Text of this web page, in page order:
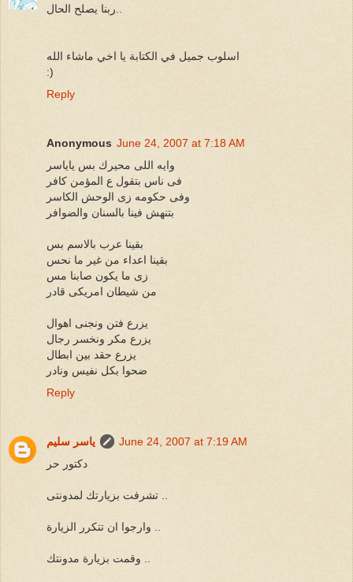
اسلوب جميل في الكتابة يا اخي ماشاء الله
:)
Reply
Anonymous June 24, 2007 at 7:18 AM
وايه اللى محيرك بس ياياسر
فى ناس بتقول ع المؤمن كافر
وفى حكومه زى الوحش الكاسر
بتنهش فينا بالسنان والضوافر
بقينا عرب بالاسم بس
بقينا اعداء من غير ما نحس
زى ما يكون صابنا مس
من شيطان امريكى قادر
يزرع فتن ونجنى اهوال
يزرع مكر ونخسر رجال
يزرع حقد بين ابطال
ضحوا بكل نفيس ونادر
Reply
ياسر سليم
June 24, 2007 at 7:19 AM
دكتور حر